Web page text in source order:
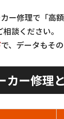
ー修理で「高
談ください。
で、データもそ
カー修理